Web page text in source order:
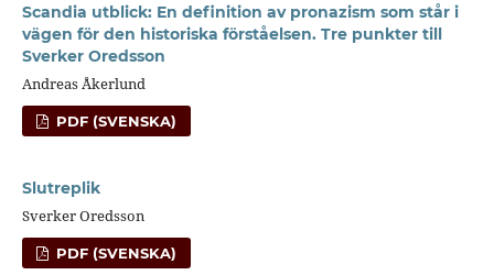
Scandia utblick: En definition av pronazism som står i
vägen för den historiska förståelsen. Tre punkter till
Sverker Oredsson
Andreas Åkerlund
PDF (SVENSKA)
Slutreplik
Sverker Oredsson
PDF (SVENSKA)